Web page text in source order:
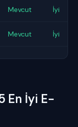
Mevcut İyi
Mevcut İyi
En İyi E-